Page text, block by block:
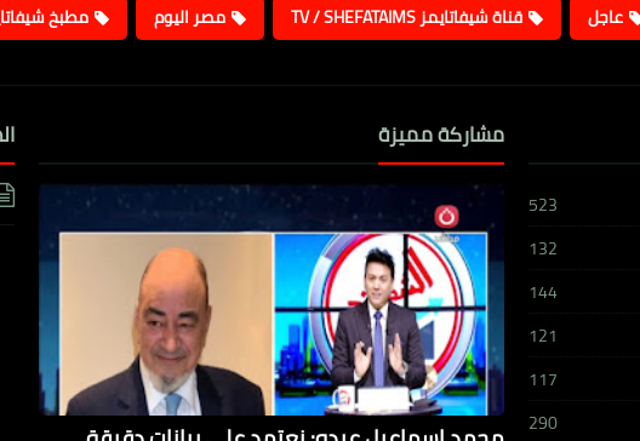
عاجل قناة شيفاتايمز TV / SHEFATAIMS مصر اليوم مطبخ
523
132
144
121
117
290
مشاركة مميزة